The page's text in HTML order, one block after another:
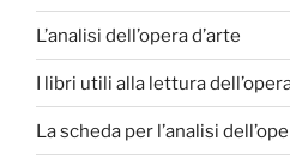
L’analisi dell’opera d’arte
I libri utili alla lettura
La scheda per l’analisi